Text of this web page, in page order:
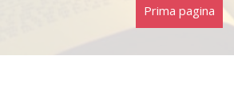
Prima pagina